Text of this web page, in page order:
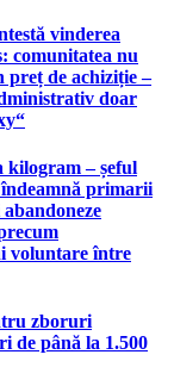
vinderea
comunitatea nu
preț de achiziție –
doar
– șeful
primarii
abandoneze
voluntare între
zboruri
de până la 1.500